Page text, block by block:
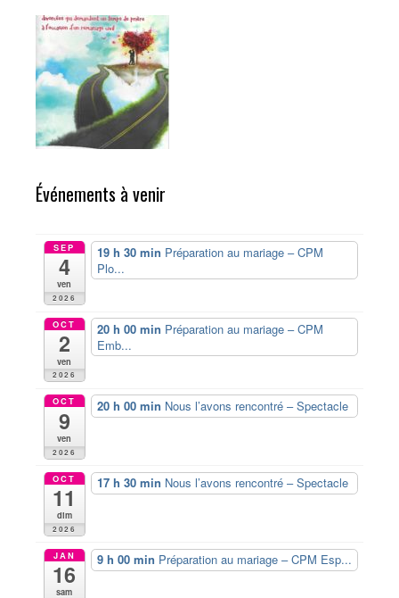
Événements à venir
SEP
4
ven
2026
19 h 30 min Préparation au mariage – CPM
Plo...
OCT
2
ven
2026
20 h 00 min Préparation au mariage – CPM
Emb...
OCT
9
ven
2026
20 h 00 min Nous l’avons rencontré – Spectacle
OCT
11
dim
2026
17 h 30 min Nous l’avons rencontré – Spectacle
JAN
16
sam
9 h 00 min Préparation au mariage – CPM Esp...